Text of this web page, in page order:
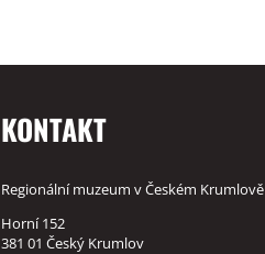
KONTAKT
Regionální muzeum v Českém Krumlově
Horní 152
381 01 Český Krumlov